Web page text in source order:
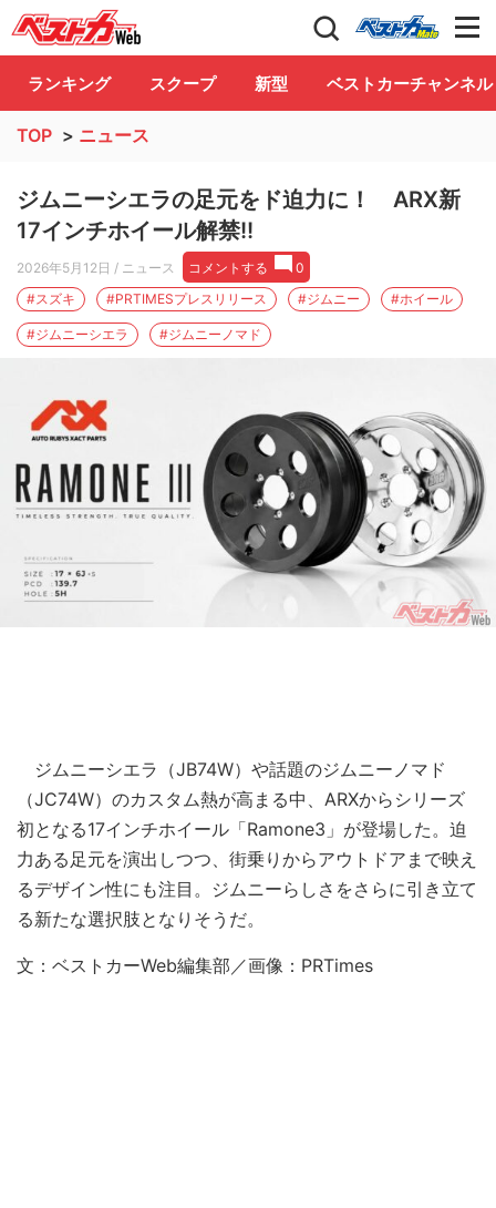
自動車情報誌「ベストカー」 Club
ランキング スクープ 新型 ベストカーチャンネル
TOP > ニュース
ジムニーシエラの足元をド迫力に！ ARX新
17インチホイール解禁!!
2026年5月12日 / ニュース コメントする
0
#スズキ
#PRTIMESプレスリリース #ジムニー #ホイール
#ジムニーシエラ #ジムニーノマド
ジムニーシエラ（JB74W）や話題のジムニーノマド
（JC74W）のカスタム熱が高まる中、ARXからシリーズ
初となる17インチホイール「Ramone3」が登場した。迫
力ある足元を演出しつつ、街乗りからアウトドアまで映え
るデザイン性にも注目。ジムニーらしさをさらに引き立て
る新たな選択肢となりそうだ。
文：ベストカーWeb編集部／画像：PRTimes